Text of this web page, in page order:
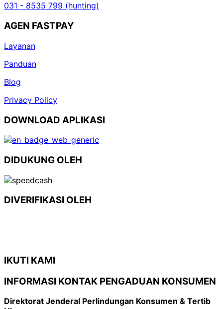
031 - 8535 799 (hunting)
AGEN FASTPAY
Layanan
Panduan
Blog
Privacy Policy
DOWNLOAD APLIKASI
DIDUKUNG OLEH
DIVERIFIKASI OLEH
IKUTI KAMI
INFORMASI KONTAK PENGADUAN KONSUMEN
Direktorat Jenderal Perlindungan Konsumen & Tertib